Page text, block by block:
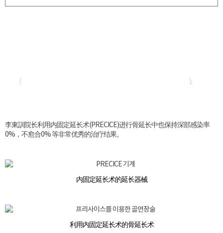
( ).
李東訓院长利用内固定延长术(PRECICE)进行骨延长中也保持深部感染率
0%，不愈合0% 等非常优秀的治疗结果。
内固定延长术的延长器械
利用内固定延长术的骨延长术